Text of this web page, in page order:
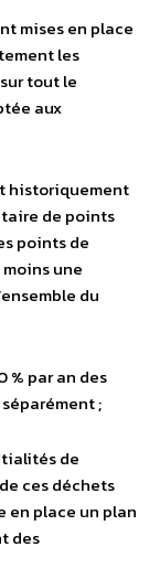
mises en place
les
tout le
aux
historiquement
de points
points de
une
du
% par an des
;
de
ces déchets
en place un plan
des